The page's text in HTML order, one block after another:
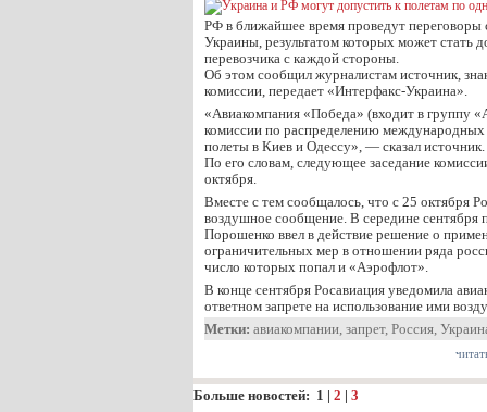
РФ в ближайшее время проведут переговоры
Украины, результатом которых может стать
перевозчика с каждой стороны.
Об этом сообщил журналистам источник,
комиссии, передает «Интерфакс-Украина».
«Авиакомпания «Победа» (входит в группу
комиссии по распределению международных
полеты в Киев и Одессу», — сказал источник.
По его словам, следующее заседание
октября.
Вместе с тем сообщалось, что с 25 октября
воздушное сообщение. В середине сентября
Порошенко ввел в действие решение о
ограничительных мер в отношении ряда
число которых попал и «Аэрофлот».
В конце сентября Росавиация уведомила
ответном запрете на использование ими
Метки: авиакомпании, запрет, Россия,
Больше новостей: 1 | 2 | 3